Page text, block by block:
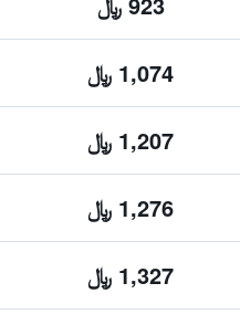
1,074 ﷼
1,207 ﷼
1,276 ﷼
1,327 ﷼